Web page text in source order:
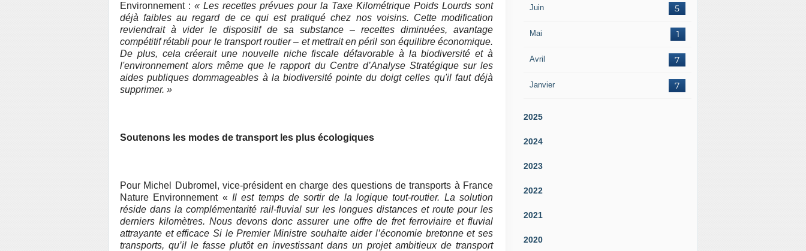
Environnement : « Les recettes prévues pour la Taxe Kilométrique Poids Lourds sont
déjà faibles au regard de ce qui est pratiqué chez nos voisins. Cette modification
reviendrait à vider le dispositif de sa substance – recettes diminuées, avantage
compétitif rétabli pour le transport routier – et mettrait en péril son équilibre économique.
De plus, cela créerait une nouvelle niche fiscale défavorable à la biodiversité et à
l'environnement alors même que le rapport du Centre d’Analyse Stratégique sur les
aides publiques dommageables à la biodiversité pointe du doigt celles qu'il faut déjà
supprimer. »
Soutenons les modes de transport les plus écologiques
Pour Michel Dubromel, vice-président en charge des questions de transports à France
Nature Environnement « Il est temps de sortir de la logique tout-routier. La solution
réside dans la complémentarité rail-fluvial sur les longues distances et route pour les
derniers kilomètres. Nous devons donc assurer une offre de fret ferroviaire et fluvial
attrayante et efficace Si le Premier Ministre souhaite aider l’économie bretonne et ses
transports, qu’il le fasse plutôt en investissant dans un projet ambitieux de transport
Juin 5
Mai 1
Avril 7
Janvier 7
2025
2024
2023
2022
2021
2020